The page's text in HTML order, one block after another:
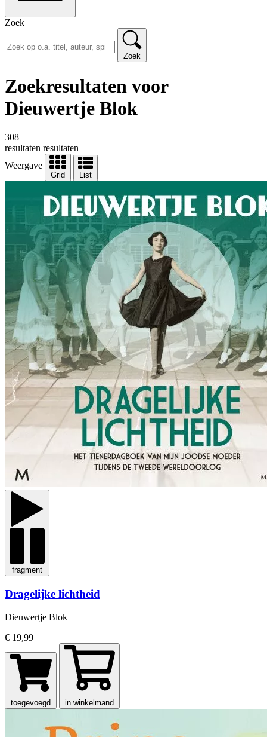
Zoek
Zoek
Zoekresultaten voor
Dieuwertje Blok
308
resultaten resultaten
Weergave
Grid List
fragment
Dragelijke lichtheid
Dieuwertje Blok
€ 19,99
toegevoegd in winkelmand